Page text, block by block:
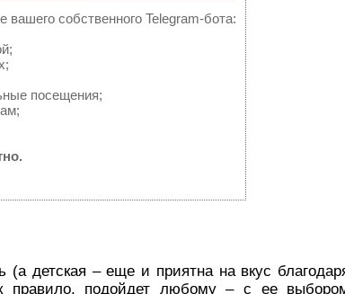
собственного Telegram-бота:
посещения;
(а детская – еще и приятна на вкус
правило, подойдет любому – с ее